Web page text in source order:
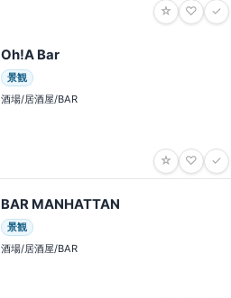
☆ ♡ ✓
OhǃA Bar
景観
酒場/居酒屋/BAR
☆ ♡ ✓
BAR MANHATTAN
景観
酒場/居酒屋/BAR